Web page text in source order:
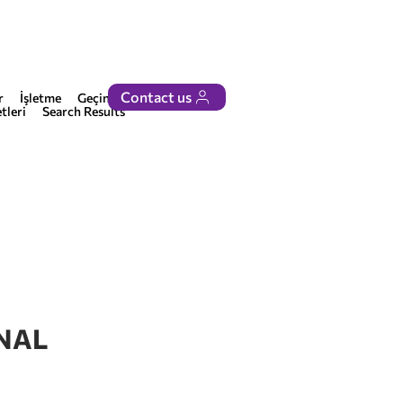
İşletme
Geçinmek
Search Results
Contact us